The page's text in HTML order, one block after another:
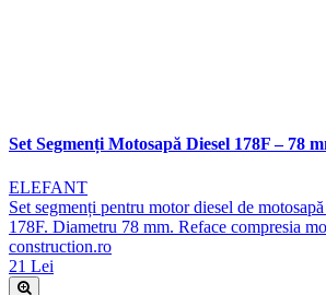
Set Segmenți Motosapă Diesel 178F – 78
ELEFANT
Set segmenți pentru motor diesel de
178F. Diametru 78 mm. Reface compresia
construction.ro
21 Lei